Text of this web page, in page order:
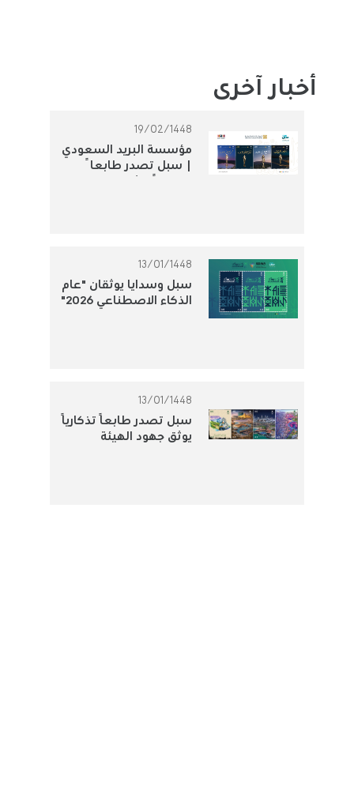
أخبار آخرى
19/02/1448
مؤسسة البريد السعودي
| سبل تصدر طابعاً
تذكارياً لتوثيق الجوائز
13/01/1448
سبل وسدايا يوثقان "عام
الذكاء الاصطناعي 2026"
13/01/1448
سبل تصدر طابعًا تذكاريًا
يوثق جهود الهيئة